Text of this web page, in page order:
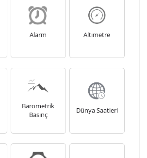
Alarm Altımetre
Barometrik
Basınç
Dünya Saatleri